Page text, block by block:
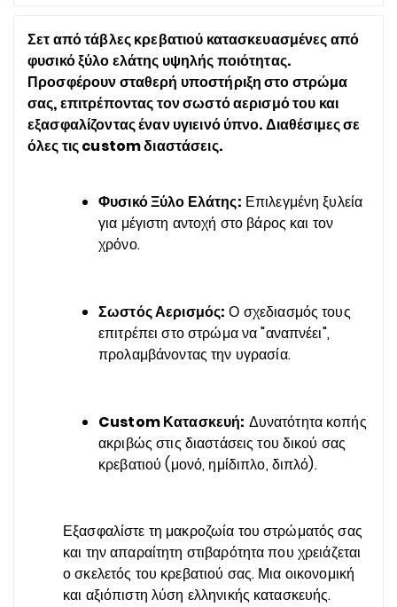
Σετ από τάβλες κρεβατιού κατασκευασμένες από
φυσικό ξύλο ελάτης υψηλής ποιότητας.
Προσφέρουν σταθερή υποστήριξη στο στρώμα
σας, επιτρέποντας τον σωστό αερισμό του και
εξασφαλίζοντας έναν υγιεινό ύπνο. Διαθέσιμες σε
όλες τις custom διαστάσεις.
Φυσικό Ξύλο Ελάτης: Επιλεγμένη ξυλεία
για μέγιστη αντοχή στο βάρος και τον
χρόνο.
Σωστός Αερισμός: Ο σχεδιασμός τους
επιτρέπει στο στρώμα να "αναπνέει",
προλαμβάνοντας την υγρασία.
Custom Κατασκευή: Δυνατότητα κοπής
ακριβώς στις διαστάσεις του δικού σας
κρεβατιού (μονό, ημίδιπλο, διπλό).
Εξασφαλίστε τη μακροζωία του στρώματός σας
και την απαραίτητη στιβαρότητα που χρειάζεται
ο σκελετός του κρεβατιού σας. Μια οικονομική
και αξιόπιστη λύση ελληνικής κατασκευής.